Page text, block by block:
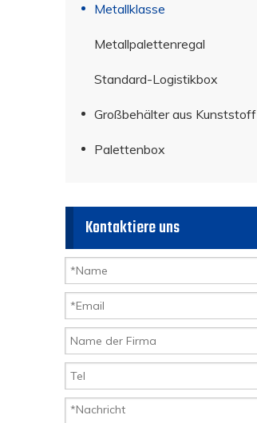
Metallklasse
Metallpalettenregal
Standard-Logistikbox
Großbehälter aus Kunststoff
Palettenbox
Kontaktiere uns